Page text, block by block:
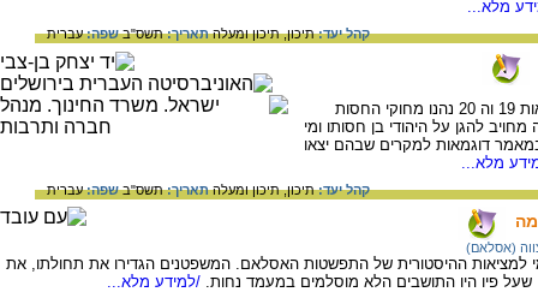
מלא...
קהל יעד:תיכון,תיכון ומעלהתאריך:תשס"בשפה:עברית
היהודים שחיו בחבלים הכפריים של תימן במאות 19 וה 20 נהנו מחוקי החסות
להגן על היהודי בן חסותו ומי
דוגמאות למקרים שבהם יצאו
מלא...
קהל יעד:תיכון,תיכון ומעלהתאריך:תשס"בשפה:עברית
(אסלאם)
למציאות ההיסטורית של התפשטות האסלאם. המשפטנים הגדירו את תחולתו, את
פיו היו התושבים הלא מוסלמים במעמד נחות. /למידע מלא...